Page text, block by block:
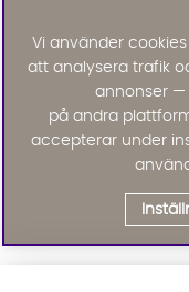
Vi använder
att analysera trafik
annonser —
på andra
accepterar under